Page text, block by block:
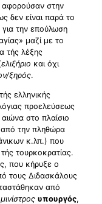
αφορούσαν στην
δεν είναι παρά το
την επούλωση
μαζί με το
τής λέξης
ελιξήριο και όχι
ξηρός.
ελληνικής
προελεύσεως
στο πλαίσιο
από την πληθώρα
κ.λπ.) που
τουρκοκρατίας.
που κήρυξε ο
τους Διδασκάλους
από
μινίστρος υπουργός,